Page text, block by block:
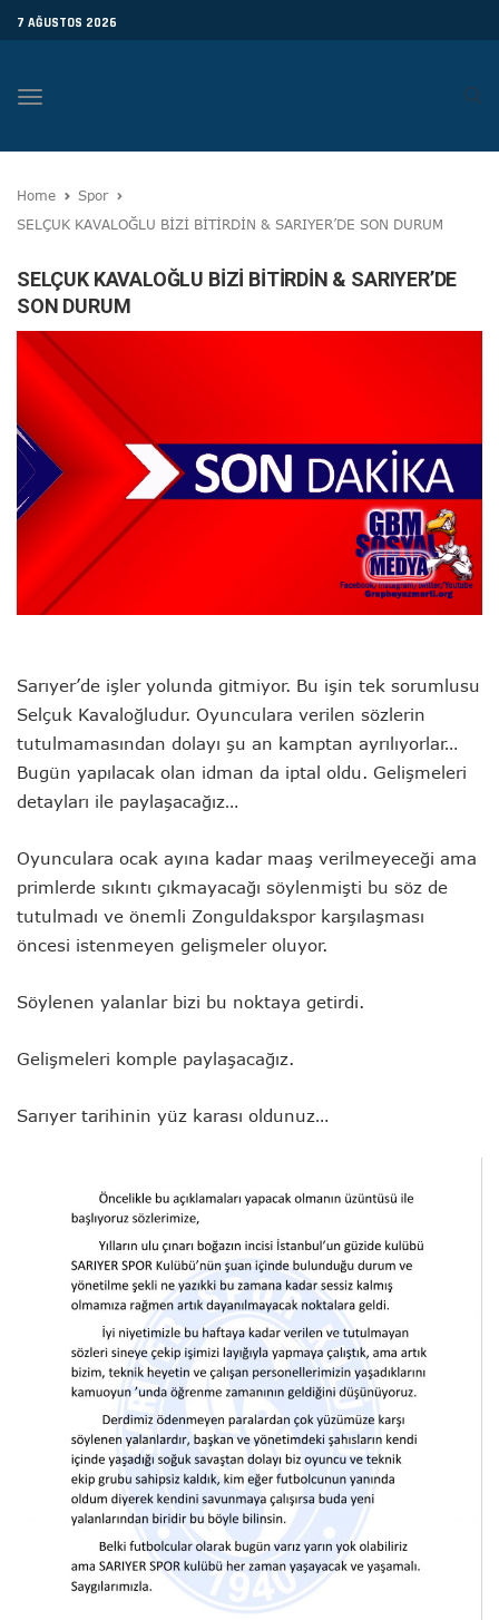
7 AĞUSTOS 2026
Toggle
Home
Spor
SELÇUK KAVALOĞLU BİZİ BİTİRDİN & SARIYER’DE SON DURUM
SELÇUK KAVALOĞLU BİZİ BİTİRDİN & SARIYER’DE
SON DURUM
Sarıyer’de işler yolunda gitmiyor. Bu işin tek sorumlusu
Selçuk Kavaloğludur. Oyunculara verilen sözlerin
tutulmamasından dolayı şu an kamptan ayrılıyorlar…
Bugün yapılacak olan idman da iptal oldu. Gelişmeleri
detayları ile paylaşacağız…
Oyunculara ocak ayına kadar maaş verilmeyeceği ama
primlerde sıkıntı çıkmayacağı söylenmişti bu söz de
tutulmadı ve önemli Zonguldakspor karşılaşması
öncesi istenmeyen gelişmeler oluyor.
Söylenen yalanlar bizi bu noktaya getirdi.
Gelişmeleri komple paylaşacağız.
Sarıyer tarihinin yüz karası oldunuz…